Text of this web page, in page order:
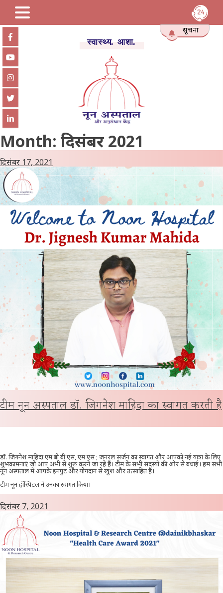
Skip
content
सूचना
Month: दिसंबर 2021
दिसंबर 17, 2021
टीम नून अस्पताल डॉ. जिगनेश माहिदा का स्वागत करती है
डॉ. जिगनेश माहिदा एम बी बी एस, एम एस ; जनरल सर्जन का स्वागत और आपको नई यात्रा के लिए
शुभकामनाएं जो आप अभी से शुरू करने जा रहे हैं। टीम के सभी सदस्यों की ओर से बधाई। हम सभी
नून अस्पताल में आपके इनपुट और योगदान से खुश और उत्साहित हैं।
टीम नून हॉस्पिटल ने उनका स्वागत किया।
दिसंबर 7, 2021
स्वास्थ्य. आशा.